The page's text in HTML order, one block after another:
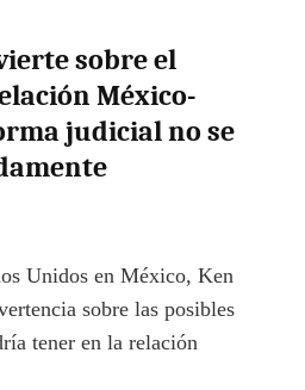
sobre el
México-
judicial no se
Unidos en México, Ken
sobre las posibles
tener en la relación